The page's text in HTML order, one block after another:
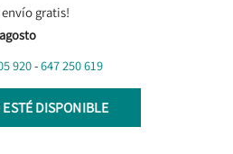
gratis!
920-647 250 619
DISPONIBLE